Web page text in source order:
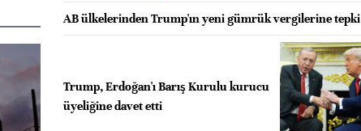
AB ülkelerinden Trump'ın yeni gümrük vergilerine tepki
Trump, Erdoğan'ı Barış Kurulu kurucu
üyeliğine davet etti